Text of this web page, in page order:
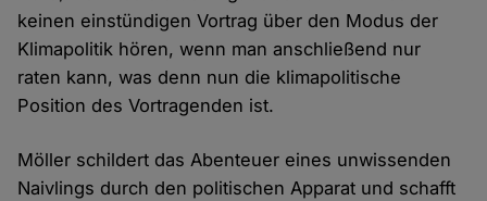
keinen einstündigen Vortrag über den Modus der
Klimapolitik hören, wenn man anschließend nur
raten kann, was denn nun die klimapolitische
Position des Vortragenden ist.
Möller schildert das Abenteuer eines unwissenden
Naivlings durch den politischen Apparat und schafft